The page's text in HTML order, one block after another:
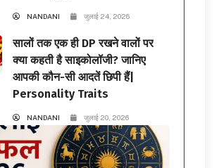
NANDANI जुलाई 24, 2026
सालों तक एक ही DP रखने वालों पर
क्या कहती है साइकोलॉजी? जानिए
आपकी कौन-सी आदतें छिपी हैं|
Personality Traits
NANDANI जुलाई 20, 2026